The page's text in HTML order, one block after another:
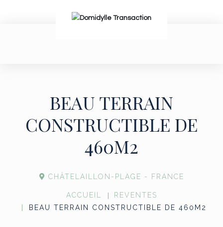
BEAU TERRAIN
CONSTRUCTIBLE DE
460M2
CHÂTELAILLON-PLAGE - FRANCE
ACCUEIL
REVENTES
BEAU TERRAIN CONSTRUCTIBLE DE 460M2